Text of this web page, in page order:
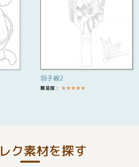
羽子板2
難易度： ★★★★★
ク素材を探す